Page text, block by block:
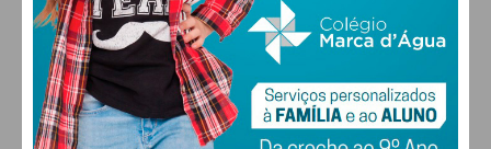
FARMACIAS DE SERVIÇO EM PAÇOS DE
FERREIRA